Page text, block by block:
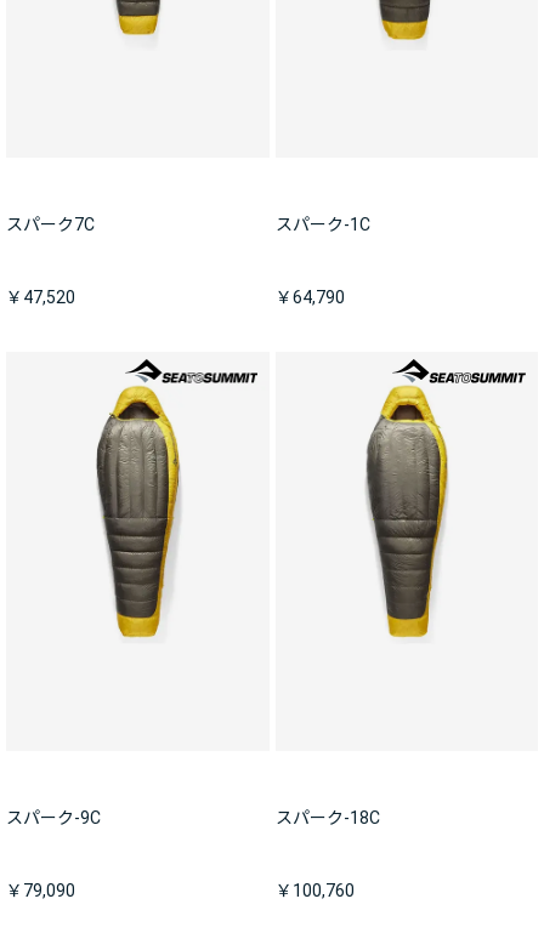
スパーク7C
￥47,520
スパーク-1C
￥64,790
スパーク-9C
￥79,090
スパーク-18C
￥100,760